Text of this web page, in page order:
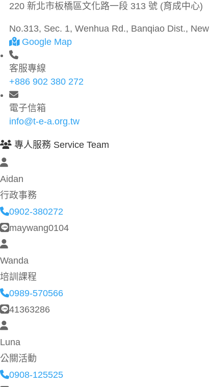
220 新北市板橋區文化路一段 313 號 (育成中心)
No.313, Sec. 1, Wenhua Rd., Banqiao Dist.,
Google Map
客服專線
+886 902 380 272
電子信箱
info@t-e-a.org.tw
專人服務 Service Team
Aidan
行政事務
0902-380272
maywang0104
Wanda
培訓課程
0989-570566
41363286
Luna
公關活動
0908-125525